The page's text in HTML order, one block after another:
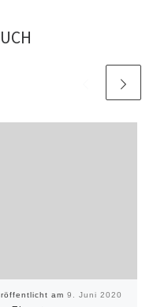
am 9. Juni 2020